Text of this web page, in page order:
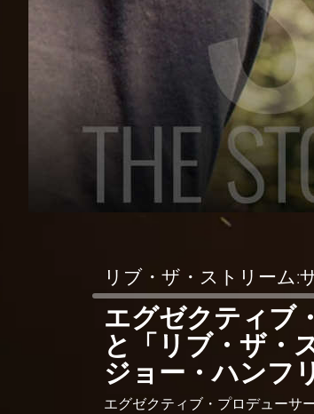
リブ・ザ・ストリーム:
エグゼクティブ
と「リブ・ザ・
ジョー・ハンフ
エグゼクティブ・プロデューサ